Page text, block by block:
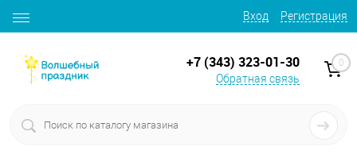
Вход Регистрация
+7 (343) 323-01-30
Обратная связь
0